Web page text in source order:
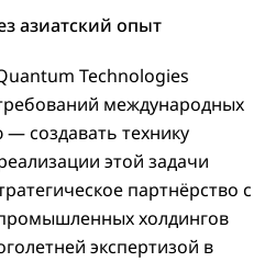
азиатский опыт
Technologies
международных
создавать технику
этой задачи
партнёрство с
холдингов
экспертизой в